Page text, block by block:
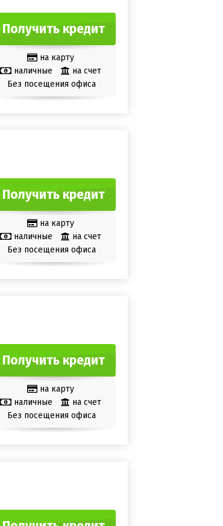
Получить кредит
на карту
наличные
на счет
Без посещения офиса
Получить кредит
на карту
наличные
на счет
Без посещения офиса
Получить кредит
на карту
наличные
на счет
Без посещения офиса